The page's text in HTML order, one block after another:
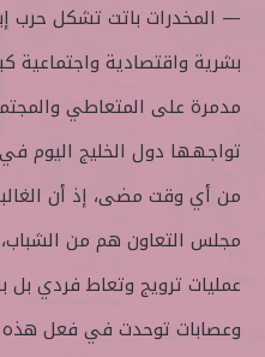
— المخدرات باتت تشكل حرب
بشرية واقتصادية واجتماعية
مدمرة على المتعاطي
تواجهها دول الخليج اليوم
من أي وقت مضى، إذ أن
مجلس التعاون هم من
عمليات ترويج وتعاط فردي
وعصابات توحدت في فعل هذه